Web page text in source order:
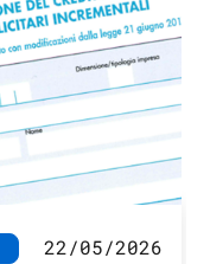
22/05/2026